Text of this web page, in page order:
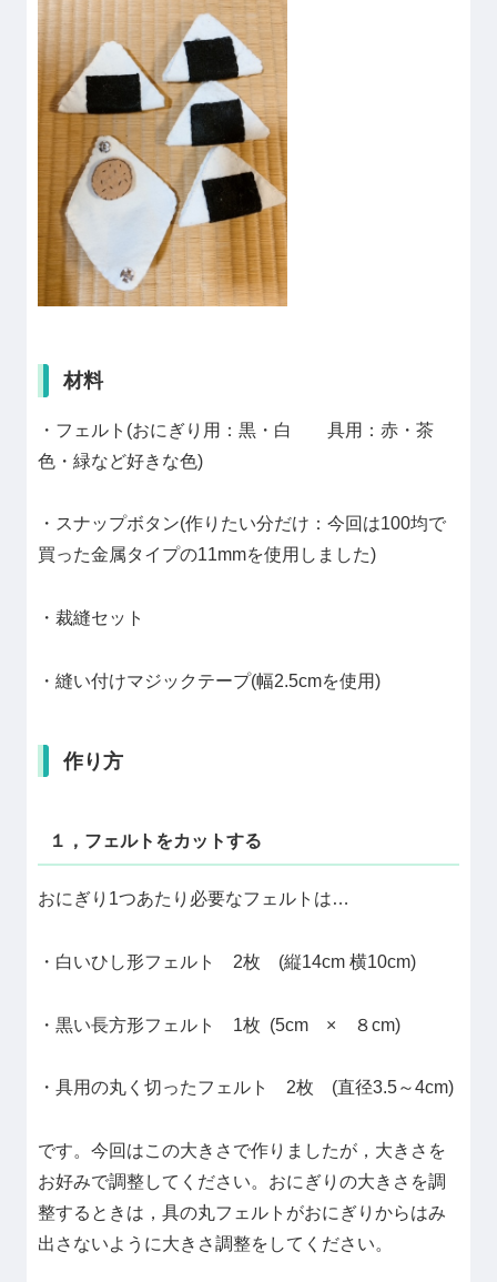
材料
・フェルト(おにぎり用：黒・白 具用：赤・茶
色・緑など好きな色)
・スナップボタン(作りたい分だけ：今回は100均で
買った金属タイプの11mmを使用しました)
・裁縫セット
・縫い付けマジックテープ(幅2.5cmを使用)
作り方
１，フェルトをカットする
おにぎり1つあたり必要なフェルトは…
・白いひし形フェルト 2枚 (縦14cm 横10cm)
・黒い長方形フェルト 1枚 (5cm × ８cm)
・具用の丸く切ったフェルト 2枚 (直径3.5～4cm)
です。今回はこの大きさで作りましたが，大きさを
お好みで調整してください。おにぎりの大きさを調
整するときは，具の丸フェルトがおにぎりからはみ
出さないように大きさ調整をしてください。